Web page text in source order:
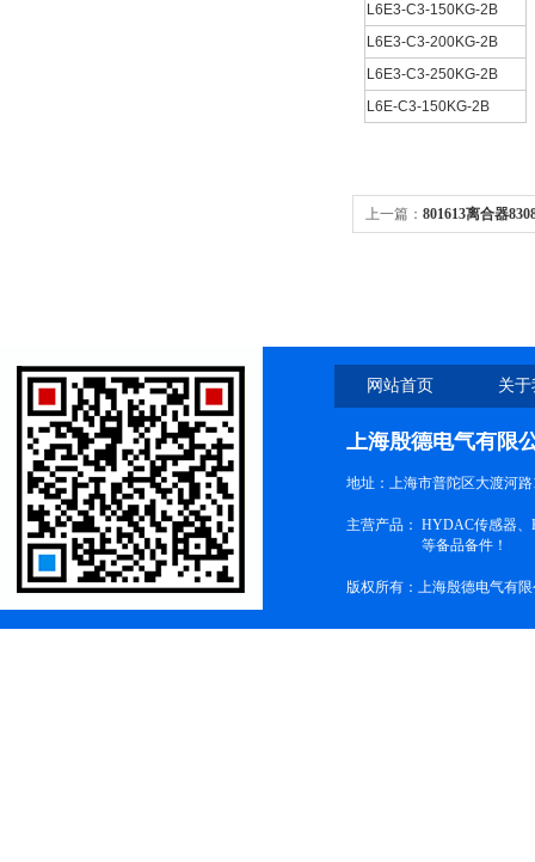
L6E3-C3-150KG-2B
L6E3-C3-200KG-2B
L6E3-C3-250KG-2B
L6E-C3-150KG-2B
上一篇： 801613离合器
网站首页 关
上海殷德电气有限
地址：上海市普陀区大渡河路
主营产品： HYDAC传感器、
等备品备件！
版权所有：上海殷德电气有